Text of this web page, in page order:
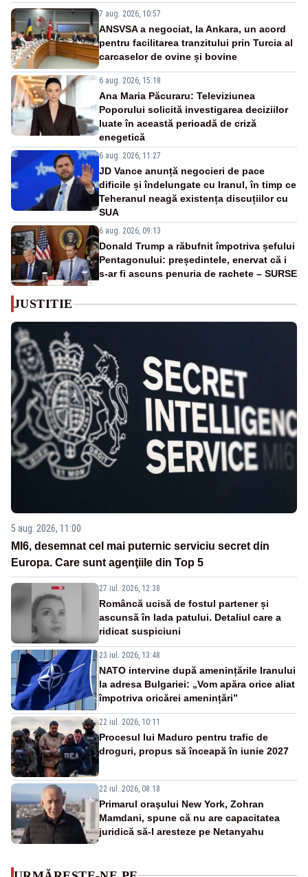
7 aug. 2026, 10:57
ANSVSA a negociat, la Ankara, un acord
pentru facilitarea tranzitului prin Turcia al
carcaselor de ovine și bovine
6 aug. 2026, 15:18
Ana Maria Păcuraru: Televiziunea
Poporului solicită investigarea deciziilor
luate în această perioadă de criză
enegetică
6 aug. 2026, 11:27
JD Vance anunță negocieri de pace
dificile și îndelungate cu Iranul, în timp ce
Teheranul neagă existența discuțiilor cu
SUA
6 aug. 2026, 09:13
Donald Trump a răbufnit împotriva șefului
Pentagonului: președintele, enervat că i
s-ar fi ascuns penuria de rachete – SURSE
JUSTITIE
5 aug. 2026, 11:00
MI6, desemnat cel mai puternic serviciu secret din
Europa. Care sunt agenţiile din Top 5
27 iul. 2026, 12:38
Româncă ucisă de fostul partener și
ascunsă în lada patului. Detaliul care a
ridicat suspiciuni
23 iul. 2026, 13:48
NATO intervine după amenințările Iranului
la adresa Bulgariei: „Vom apăra orice aliat
împotriva oricărei amenințări”
22 iul. 2026, 10:11
Procesul lui Maduro pentru trafic de
droguri, propus să înceapă în iunie 2027
22 iul. 2026, 08:18
Primarul oraşului New York, Zohran
Mamdani, spune că nu are capacitatea
juridică să-l aresteze pe Netanyahu